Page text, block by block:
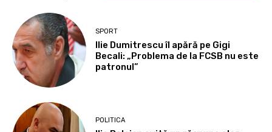
SPORT
Ilie Dumitrescu îl apără pe Gigi
Becali: „Problema de la FCSB nu este
patronul”
POLITICA